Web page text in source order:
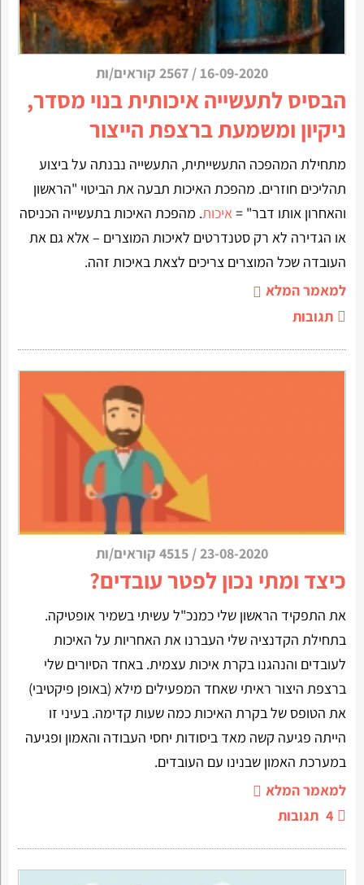
16-09-2020
/ 2567 קוראים/ות
הבסיס לתעשייה איכותית בנוי מסדר,
ניקיון ומשמעת ברצפת הייצור
מתחילת המהפכה התעשייתית, התעשייה נבנתה על ביצוע
תהליכים חוזרים. מהפכת האיכות תבעה את הביטוי "הראשון
והאחרון אותו דבר" =איכות. מהפכת האיכות בתעשייה הכניסה
או הגדירה לא רק סטנדרטים לאיכות המוצרים – אלא גם את
העובדה שכל המוצרים צריכים לצאת באיכות זהה.
למאמר המלא
תגובות
23-08-2020
/ 4515 קוראים/ות
כיצד ומתי נכון לפטר עובדים?
את התפקיד הראשון שלי כמנכ"ל עשיתי בשמיר אופטיקה.
בתחילת הקדנציה שלי העברנו את האחריות על האיכות
לעובדים והנהגנו בקרת איכות עצמית. באחד הסיורים שלי
ברצפת היצור ראיתי שאחד המפעילים מילא (באופן פיקטיבי)
את הטופס של בקרת האיכות כמה שעות קדימה. בעיני זו
הייתה פגיעה קשה מאד ביסודות יחסי העבודה והאמון ופגיעה
במערכת האמון שבנינו עם העובדים.
למאמר המלא
4 תגובות